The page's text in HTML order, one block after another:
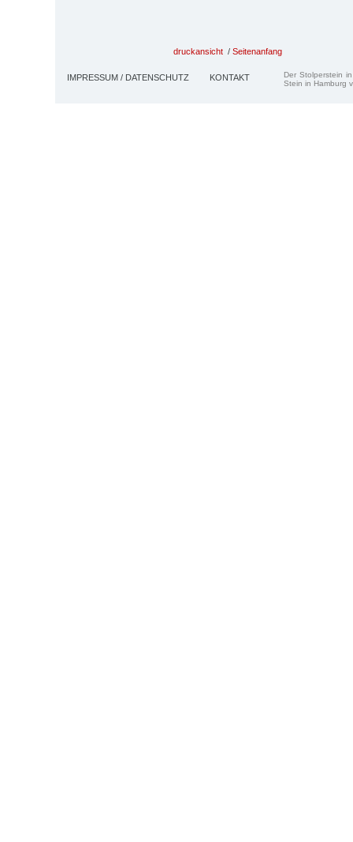
druckansicht / Seitenanfang
IMPRESSUM / DATENSCHUTZ KONTAKT
Der Stolperstein
Stein in Hamburg